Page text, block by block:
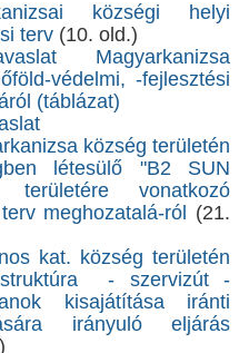
községi helyi
terv (10. old.)
Magyarkanizsa
védelmi, -fejlesztési
(táblázat)
község területén
létesülő "B2 SUN
területére vonatkozó
meghozatalá-ról
(21.
kat. község területén
- szervizút -
kisajátítása iránti
irányuló eljárás